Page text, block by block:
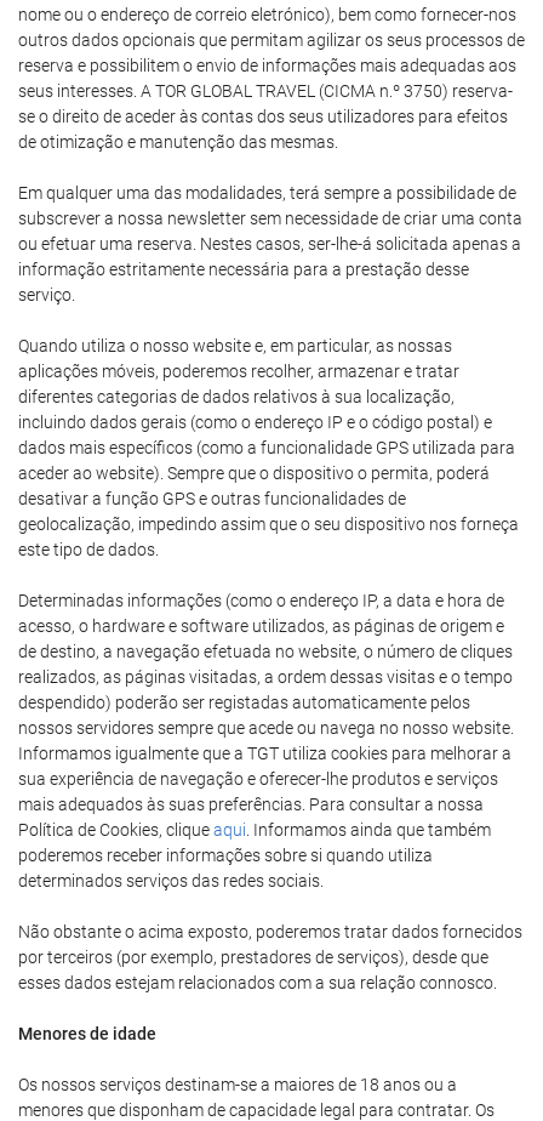
nome ou o endereço de correio eletrónico), bem como fornecer-nos
outros dados opcionais que permitam agilizar os seus processos de
reserva e possibilitem o envio de informações mais adequadas aos
seus interesses. A TOR GLOBAL TRAVEL (CICMA n.º 3750) reserva-
se o direito de aceder às contas dos seus utilizadores para efeitos
de otimização e manutenção das mesmas.
Em qualquer uma das modalidades, terá sempre a possibilidade de
subscrever a nossa newsletter sem necessidade de criar uma conta
ou efetuar uma reserva. Nestes casos, ser-lhe-á solicitada apenas a
informação estritamente necessária para a prestação desse
serviço.
Quando utiliza o nosso website e, em particular, as nossas
aplicações móveis, poderemos recolher, armazenar e tratar
diferentes categorias de dados relativos à sua localização,
incluindo dados gerais (como o endereço IP e o código postal) e
dados mais específicos (como a funcionalidade GPS utilizada para
aceder ao website). Sempre que o dispositivo o permita, poderá
desativar a função GPS e outras funcionalidades de
geolocalização, impedindo assim que o seu dispositivo nos forneça
este tipo de dados.
Determinadas informações (como o endereço IP, a data e hora de
acesso, o hardware e software utilizados, as páginas de origem e
de destino, a navegação efetuada no website, o número de cliques
realizados, as páginas visitadas, a ordem dessas visitas e o tempo
despendido) poderão ser registadas automaticamente pelos
nossos servidores sempre que acede ou navega no nosso website.
Informamos igualmente que a TGT utiliza cookies para melhorar a
sua experiência de navegação e oferecer-lhe produtos e serviços
mais adequados às suas preferências. Para consultar a nossa
Política de Cookies, cliqueaqui . Informamos ainda que também
poderemos receber informações sobre si quando utiliza
determinados serviços das redes sociais.
Não obstante o acima exposto, poderemos tratar dados fornecidos
por terceiros (por exemplo, prestadores de serviços), desde que
esses dados estejam relacionados com a sua relação connosco.
Menores de idade
Os nossos serviços destinam-se a maiores de 18 anos ou a
menores que disponham de capacidade legal para contratar. Os